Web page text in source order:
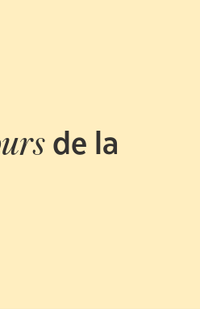
de la